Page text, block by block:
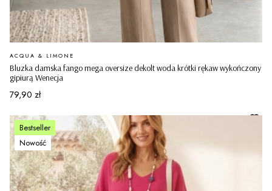
Bluzka damska fango mega oversize dekolt woda krótki rękaw wykończony
gipiurą Wenecja
PRODUCENT
ACQUA & LIMONE
Cena
79,90 zł
Bestseller
Nowość